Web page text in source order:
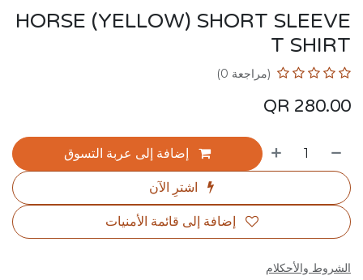
HORSE (YELLOW) SHORT SLEEVE
T SHIRT
(مراجعة 0)
280.00
إضافة إلى عربة التسوق
اشترِ الآن
إضافة إلى قائمة الأمنيات
الشروط والأحكلام